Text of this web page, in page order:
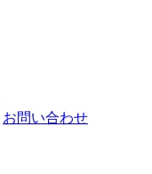
お問い合わせ